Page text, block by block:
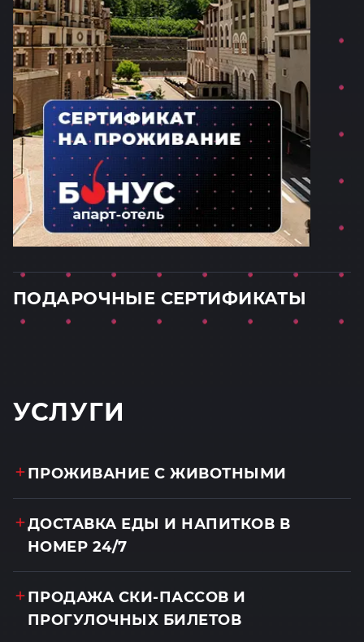
ПОДАРОЧНЫЕ СЕРТИФИКАТЫ
УСЛУГИ
ПРОЖИВАНИЕ С ЖИВОТНЫМИ
ДОСТАВКА ЕДЫ И НАПИТКОВ В
НОМЕР 24/7
ПРОДАЖА СКИ-ПАССОВ И
ПРОГУЛОЧНЫХ БИЛЕТОВ